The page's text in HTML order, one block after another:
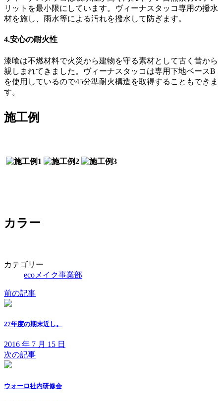
リットを最小限にしています。ヴィーナスタッコ専用の撥水
材を施し、雨水等による汚れを撥水して防ぎます。
4.安心の耐火性
漆喰は不燃材料で火災から建物を守る素材として古く昔から
親しまれてきました。ヴィーナスタッコは専用下地ベースB
を使用しているので45分準耐火構造を取得することもできま
す。
施工例
カラー
カテゴリー
ecoメイク事業部
前の記事
27年度の期末近し。
2016 年 7 月 15 日
次の記事
ウォーロ社内研修会